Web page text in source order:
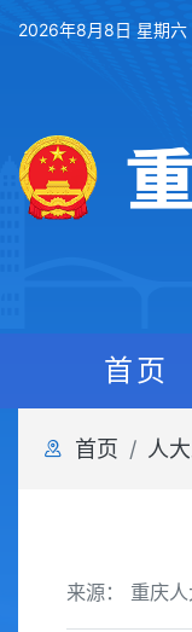
2026年8月8日 星期六
首页
首页 人
来源： 重庆